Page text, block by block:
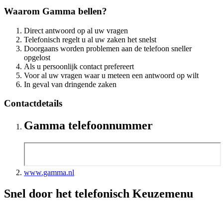
Waarom Gamma bellen?
Direct antwoord op al uw vragen
Telefonisch regelt u al uw zaken het snelst
Doorgaans worden problemen aan de telefoon sneller
opgelost
Als u persoonlijk contact prefereert
Voor al uw vragen waar u meteen een antwoord op wilt
In geval van dringende zaken
Contactdetails
Gamma telefoonnummer
www.gamma.nl
Snel door het telefonisch Keuzemenu